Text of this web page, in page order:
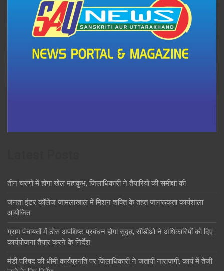
तीन चरणों में होगा खेल महाकुंभ, जिलाधिकारी ने तैयारियों की समीक्षा की
जनता इंटर कॉलेज जामलाखाल में मिशन शक्ति के तहत जागरूकता कार्यशाला
आयोजित
ग्राम पंचायतों में ठोस अपशिष्ट प्रबंधन होगा सुदृढ़, सीडीओ ने अधिकारियों को दिए
कार्ययोजना तैयार करने के निर्देश
मंडी परिषद की धीमी कार्यप्रगति पर जिलाधिकारी ने जतायी नाराज़गी, कार्य में तेजी